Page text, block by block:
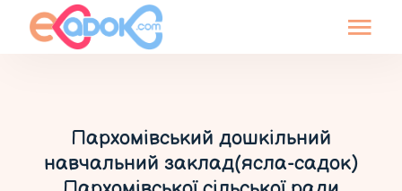
Пархомівський дошкільний
навчальний заклад(ясла-садок)